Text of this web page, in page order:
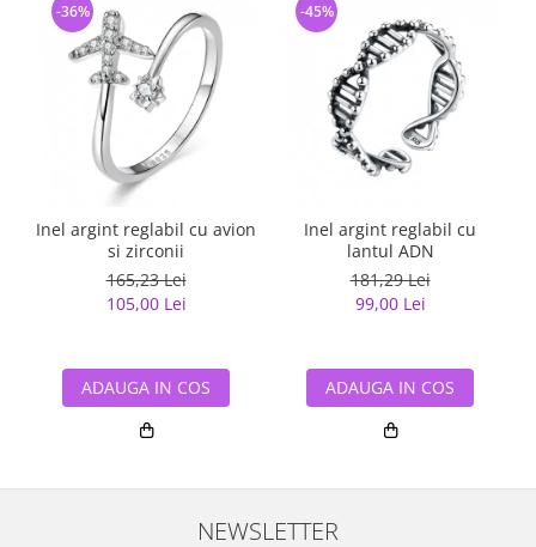
Inel argint reglabil cu avion
si zirconii
165,23 Lei
105,00 Lei
-36%
ADAUGA IN COS
Inel argint reglabil cu
lantul ADN
181,29 Lei
99,00 Lei
-45%
ADAUGA IN COS
NEWSLETTER